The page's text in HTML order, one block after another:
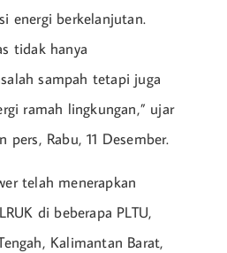
energi berkelanjutan.
tidak hanya
sampah tetapi juga
ramah lingkungan,” ujar
pers, Rabu, 11 Desember.
telah menerapkan
di beberapa PLTU,
Kalimantan Barat,